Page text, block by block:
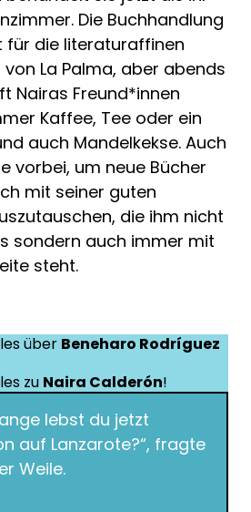
Die Buchhandlung
für die literaturaffinen
La Palma, aber abends
Nairas Freund*innen
Kaffee, Tee oder ein
auch Mandelkekse. Auch
vorbei, um neue Bücher
mit seiner guten
die ihm nicht
sondern auch immer mit
steht.
über Beneharo Rodríguez
zu Naira Calderón!
lebst du jetzt
auf Lanzarote?“, fragte
Weile.